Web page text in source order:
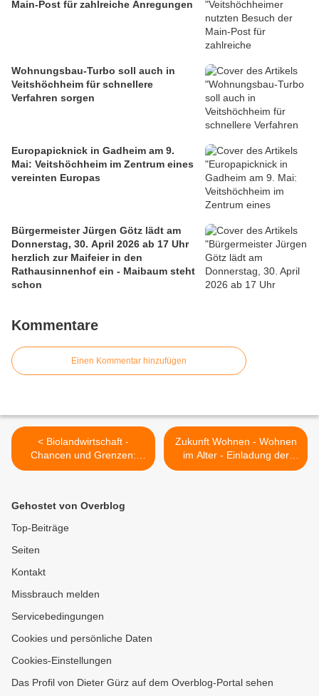
Main-Post für zahlreiche Anregungen
Wohnungsbau-Turbo soll auch in
Veitshöchheim für schnellere
Verfahren sorgen
Europapicknick in Gadheim am 9.
Mai: Veitshöchheim im Zentrum eines
vereinten Europas
Bürgermeister Jürgen Götz lädt am
Donnerstag, 30. April 2026 ab 17 Uhr
herzlich zur Maifeier in den
Rathausinnenhof ein - Maibaum steht
schon
Kommentare
Einen Kommentar hinzufügen
< Biolandwirtschaft -
Chancen und Grenzen:
Infoveranstaltung der
Rathaus
Zukunft Wohnen - Wohnen
im Alter - Einladung der
UWG zum Vortrag des
Gehostet von Overblog
Top-Beiträge
Seiten
Kontakt
Missbrauch melden
Servicebedingungen
Cookies und persönliche Daten
Cookies-Einstellungen
Das Profil von Dieter Gürz auf dem Overblog-Portal sehen